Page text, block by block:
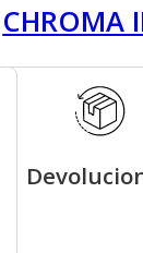
CHROMA